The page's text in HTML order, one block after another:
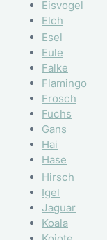
Eisvogel
Elch
Esel
Eule
Falke
Flamingo
Frosch
Fuchs
Gans
Hai
Hase
Hirsch
Igel
Jaguar
Koala